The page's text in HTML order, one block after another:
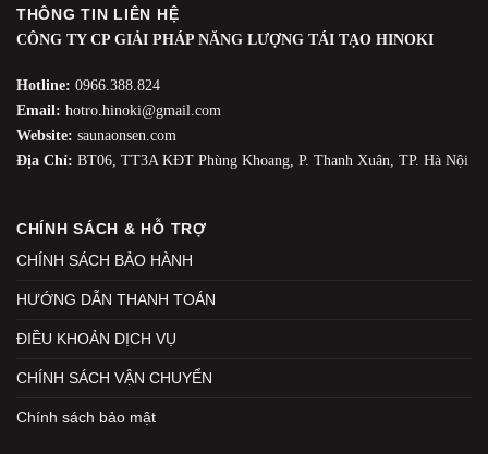
THÔNG TIN LIÊN HỆ
CÔNG TY CP GIẢI PHÁP NĂNG LƯỢNG TÁI TẠO HINOKI
Hotline: 0966.388.824
Email: hotro.hinoki@gmail.com
Website: saunaonsen.com
Địa Chỉ: BT06, TT3A KĐT Phùng Khoang, P. Thanh Xuân, TP. Hà Nội
CHÍNH SÁCH & HỖ TRỢ
CHÍNH SÁCH BẢO HÀNH
HƯỚNG DẪN THANH TOÁN
ĐIỀU KHOẢN DỊCH VỤ
CHÍNH SÁCH VẬN CHUYỂN
Chính sách bảo mật